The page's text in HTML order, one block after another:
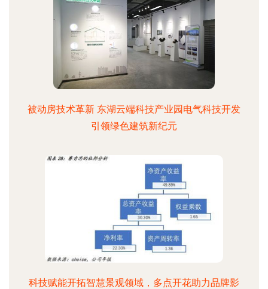
被动房技术革新 东湖云端科技产业园电气科技开发
引领绿色建筑新纪元
科技赋能开拓智慧景观领域，多点开花助力品牌影